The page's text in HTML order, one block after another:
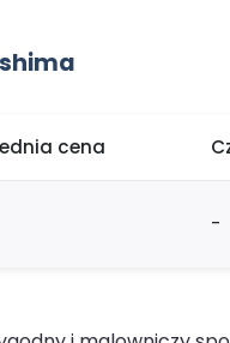
cena
-